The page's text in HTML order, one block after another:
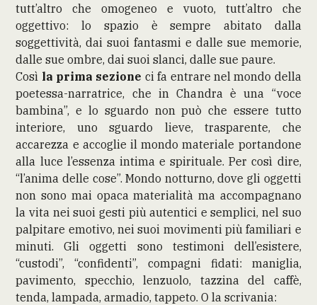
tutt’altro che omogeneo e vuoto, tutt’altro che
oggettivo: lo spazio è sempre abitato dalla
soggettività, dai suoi fantasmi e dalle sue memorie,
dalle sue ombre, dai suoi slanci, dalle sue paure.
Così la prima sezione ci fa entrare nel mondo della
poetessa-narratrice, che in Chandra è una “voce
bambina”, e lo sguardo non può che essere tutto
interiore, uno sguardo lieve, trasparente, che
accarezza e accoglie il mondo materiale portandone
alla luce l’essenza intima e spirituale. Per così dire,
“l’anima delle cose”. Mondo notturno, dove gli oggetti
non sono mai opaca materialità ma accompagnano
la vita nei suoi gesti più autentici e semplici, nel suo
palpitare emotivo, nei suoi movimenti più familiari e
minuti. Gli oggetti sono testimoni dell’esistere,
“custodi”, “confidenti”, compagni fidati: maniglia,
pavimento, specchio, lenzuolo, tazzina del caffè,
tenda, lampada, armadio, tappeto. O la scrivania: